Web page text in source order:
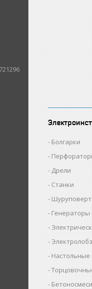
Болгарки
Дрели
Станки
Генераторы
Настольные